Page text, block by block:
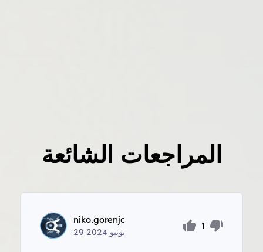
المراجعات الشائعة
niko.gorenjc
29 يونيو
1